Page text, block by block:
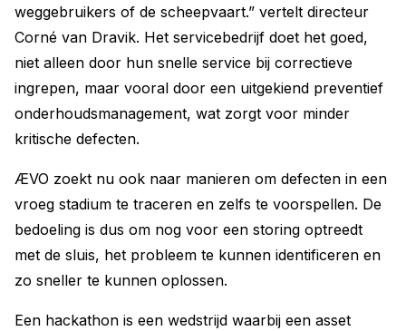
weggebruikers of de scheepvaart.” vertelt directeur
Corné van Dravik. Het servicebedrijf doet het goed,
niet alleen door hun snelle service bij correctieve
ingrepen, maar vooral door een uitgekiend preventief
onderhoudsmanagement, wat zorgt voor minder
kritische defecten.
ÆVO zoekt nu ook naar manieren om defecten in een
vroeg stadium te traceren en zelfs te voorspellen. De
bedoeling is dus om nog voor een storing optreedt
met de sluis, het probleem te kunnen identificeren en
zo sneller te kunnen oplossen.
Een hackathon is een wedstrijd waarbij een asset